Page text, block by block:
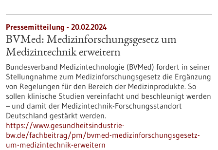
Pressemitteilung - 20.02.2024
BVMed: Medizinforschungsgesetz um
Medizintechnik erweitern
Bundesverband Medizintechnologie (BVMed) fordert in seiner
Stellungnahme zum Medizinforschungsgesetz die Ergänzung
von Regelungen für den Bereich der Medizinprodukte. So
sollen klinische Studien vereinfacht und beschleunigt werden
– und damit der Medizintechnik-Forschungsstandort
Deutschland gestärkt werden.
https://www.gesundheitsindustrie-
bw.de/fachbeitrag/pm/bvmed-medizinforschungsgesetz-
um-medizintechnik-erweitern